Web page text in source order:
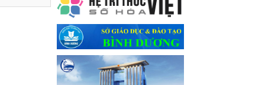
Ngày ban hành: 24/04/2024
Kế hoạch phổ biến. giáo
dục pháp luật năm 2024 của
ngành Giáo dục và Đào tạo
thị xã Bến Cát
Kế hoạch phổ biến. giáo dục